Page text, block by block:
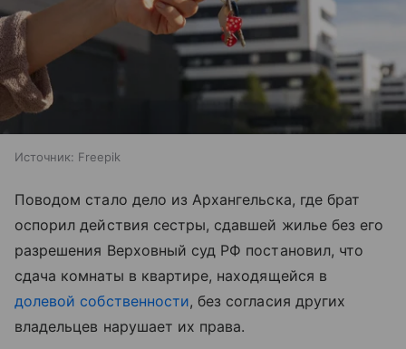
Источник: Freepik
Поводом стало дело из Архангельска, где брат
оспорил действия сестры, сдавшей жилье без его
разрешения Верховный суд РФ постановил, что
сдача комнаты в квартире, находящейся в
долевой собственности, без согласия других
владельцев нарушает их права.